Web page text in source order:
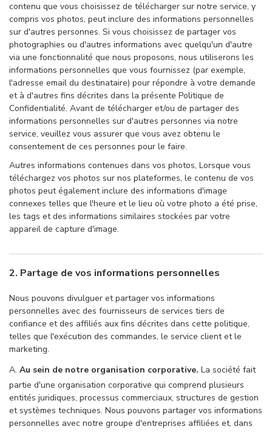
contenu que vous choisissez de télécharger sur notre service, y
compris vos photos, peut inclure des informations personnelles
sur d'autres personnes. Si vous choisissez de partager vos
photographies ou d'autres informations avec quelqu'un d'autre
via une fonctionnalité que nous proposons, nous utiliserons les
informations personnelles que vous fournissez (par exemple,
l'adresse email du destinataire) pour répondre à votre demande
et à d'autres fins décrites dans la présente Politique de
Confidentialité. Avant de télécharger et/ou de partager des
informations personnelles sur d'autres personnes via notre
service, veuillez vous assurer que vous avez obtenu le
consentement de ces personnes pour le faire.
Autres informations contenues dans vos photos, Lorsque vous
téléchargez vos photos sur nos plateformes, le contenu de vos
photos peut également inclure des informations d'image
connexes telles que l'heure et le lieu où votre photo a été prise,
les tags et des informations similaires stockées par votre
appareil de capture d'image.
2. Partage de vos informations personnelles
Nous pouvons divulguer et partager vos informations
personnelles avec des fournisseurs de services tiers de
confiance et des affiliés aux fins décrites dans cette politique,
telles que l'exécution des commandes, le service client et le
marketing.
A. Au sein de notre organisation corporative. La société fait
partie d'une organisation corporative qui comprend plusieurs
entités juridiques, processus commerciaux, structures de gestion
et systèmes techniques. Nous pouvons partager vos informations
personnelles avec notre groupe d'entreprises affiliées et, dans